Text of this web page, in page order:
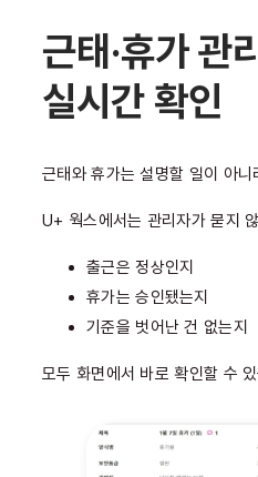
근태·휴가 관
실시간 확인
근태와 휴가는 설명할 일이 아니
U+ 웍스에서는 관리자가 묻지
출근은 정상인지
휴가는 승인됐는지
기준을 벗어난 건 없는지
모두 화면에서 바로 확인할 수